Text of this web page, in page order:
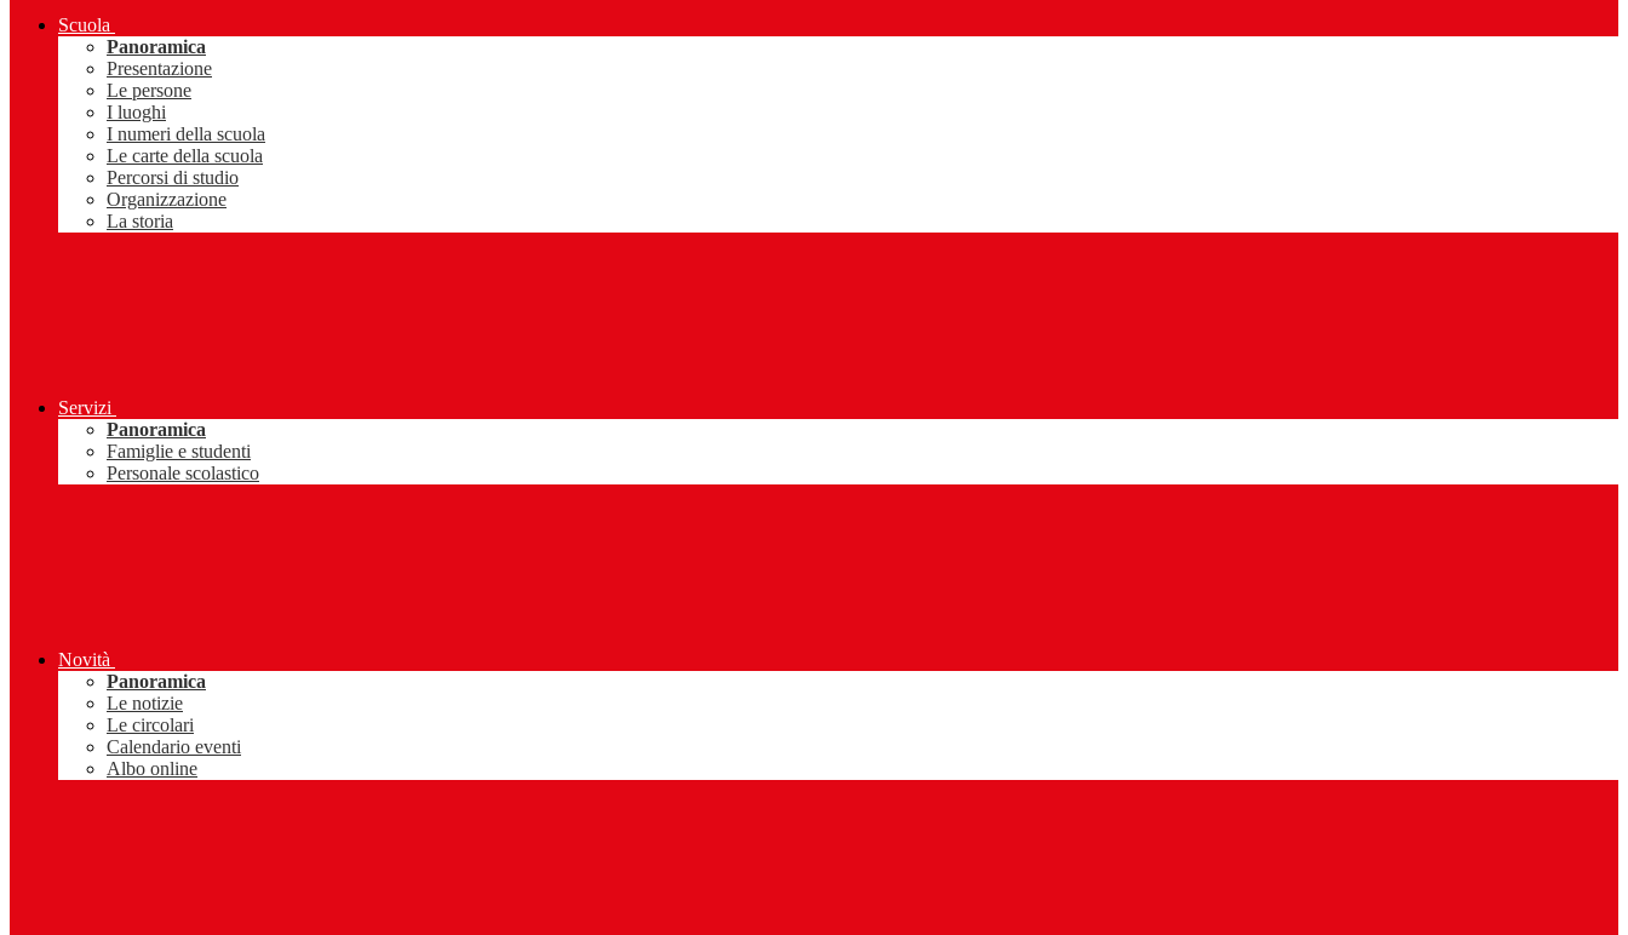
Scuola
Panoramica
Presentazione
Le persone
I luoghi
I numeri della scuola
Le carte della scuola
Percorsi di studio
Organizzazione
La storia
Servizi
Panoramica
Famiglie e studenti
Personale scolastico
Novità
Panoramica
Le notizie
Le circolari
Calendario eventi
Albo online